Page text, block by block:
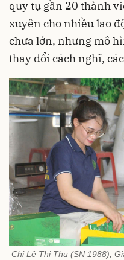
quy tụ gần 20 thành
xuyên cho nhiều lao
chưa lớn, nhưng mô
thay đổi cách nghĩ,
Chị Lê Thị Thu (SN 1988),